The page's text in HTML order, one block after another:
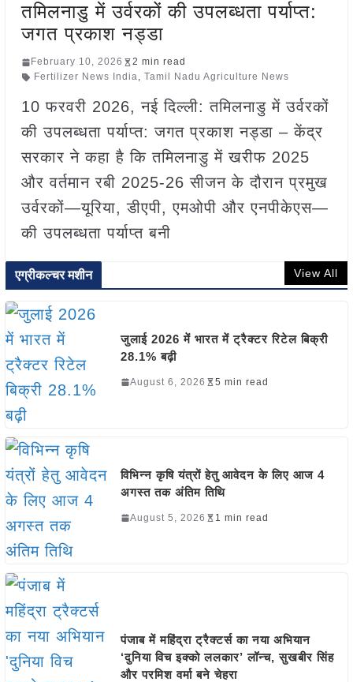
तमिलनाडु में उर्वरकों की उपलब्धता पर्याप्त:
जगत प्रकाश नड्डा
February 10, 2026
2 min read
Fertilizer News India, Tamil Nadu Agriculture News
10 फरवरी 2026, नई दिल्ली: तमिलनाडु में उर्वरकों
की उपलब्धता पर्याप्त: जगत प्रकाश नड्डा – केंद्र
सरकार ने कहा है कि तमिलनाडु में खरीफ 2025
और वर्तमान रबी 2025-26 सीजन के दौरान प्रमुख
उर्वरकों—यूरिया, डीएपी, एमओपी और एनपीकेएस—
की उपलब्धता पर्याप्त बनी
एग्रीकल्चर मशीन View All
जुलाई 2026 में भारत में ट्रैक्टर रिटेल बिक्री
28.1% बढ़ी
August 6, 2026 5 min read
विभिन्न कृषि यंत्रों हेतु आवेदन के लिए आज 4
अगस्त तक अंतिम तिथि
August 5, 2026 1 min read
पंजाब में महिंद्रा ट्रैक्टर्स का नया अभियान
‘दुनिया विच इक्को ललकार’ लॉन्च, सुखबीर सिंह
और परमिश वर्मा बने चेहरा